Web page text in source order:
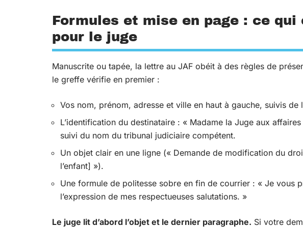
Formules et mise en page : ce
pour le juge
Manuscrite ou tapée, la lettre au JAF obéit à des règles de
le greffe vérifie en premier :
Vos nom, prénom, adresse et ville en haut à gauche, suivis de
L’identification du destinataire : « Madame la Juge aux
suivi du nom du tribunal judiciaire compétent.
Un objet clair en une ligne (« Demande de modification du
l’enfant] »).
Une formule de politesse sobre en fin de courrier : « Je vous
l’expression de mes respectueuses salutations. »
Le juge lit d’abord l’objet et le dernier paragraphe. Si votre